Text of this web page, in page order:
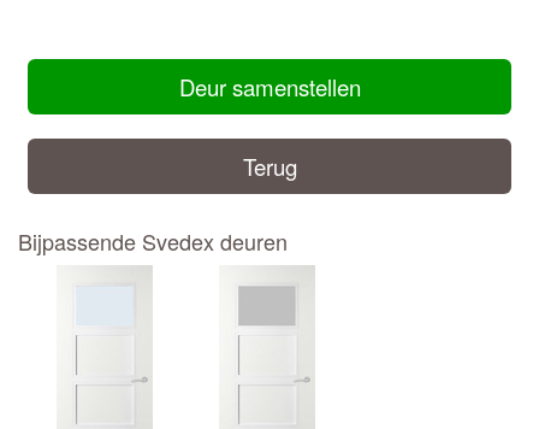
Deur samenstellen
Terug
Bijpassende Svedex deuren